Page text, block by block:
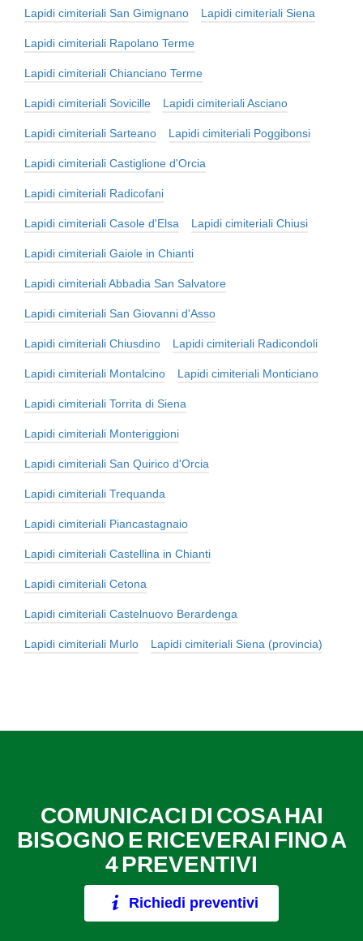
Lapidi cimiteriali San Gimignano Lapidi cimiteriali Siena
Lapidi cimiteriali Rapolano Terme
Lapidi cimiteriali Chianciano Terme
Lapidi cimiteriali Sovicille Lapidi cimiteriali Asciano
Lapidi cimiteriali Sarteano Lapidi cimiteriali Poggibonsi
Lapidi cimiteriali Castiglione d'Orcia
Lapidi cimiteriali Radicofani
Lapidi cimiteriali Casole d'Elsa Lapidi cimiteriali Chiusi
Lapidi cimiteriali Gaiole in Chianti
Lapidi cimiteriali Abbadia San Salvatore
Lapidi cimiteriali San Giovanni d'Asso
Lapidi cimiteriali Chiusdino Lapidi cimiteriali Radicondoli
Lapidi cimiteriali Montalcino Lapidi cimiteriali Monticiano
Lapidi cimiteriali Torrita di Siena
Lapidi cimiteriali Monteriggioni
Lapidi cimiteriali San Quirico d'Orcia
Lapidi cimiteriali Trequanda
Lapidi cimiteriali Piancastagnaio
Lapidi cimiteriali Castellina in Chianti
Lapidi cimiteriali Cetona
Lapidi cimiteriali Castelnuovo Berardenga
Lapidi cimiteriali Murlo Lapidi cimiteriali Siena (provincia)
COMUNICACI DI COSA HAI
BISOGNO E RICEVERAI FINO A
4 PREVENTIVI
Richiedi preventivi